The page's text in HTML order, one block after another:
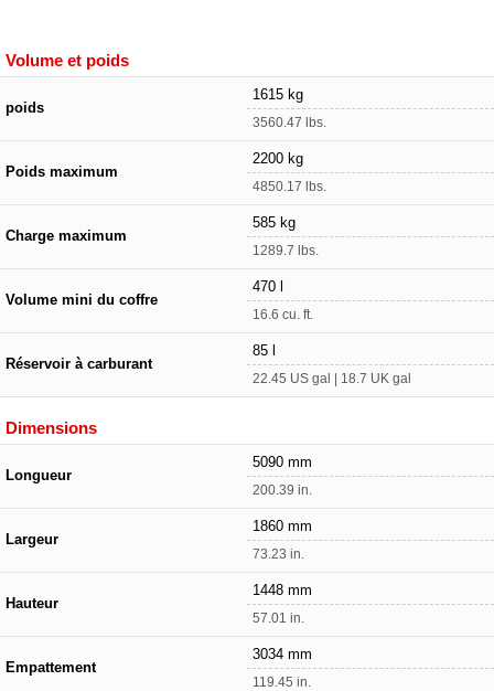
Volume et poids
poids
1615 kg
3560.47 lbs.
Poids maximum
2200 kg
4850.17 lbs.
Charge maximum
585 kg
1289.7 lbs.
Volume mini du coffre
470 l
16.6 cu. ft.
Réservoir à carburant
85 l
22.45 US gal | 18.7 UK gal
Dimensions
Longueur
5090 mm
200.39 in.
Largeur
1860 mm
73.23 in.
Hauteur
1448 mm
57.01 in.
Empattement
3034 mm
119.45 in.